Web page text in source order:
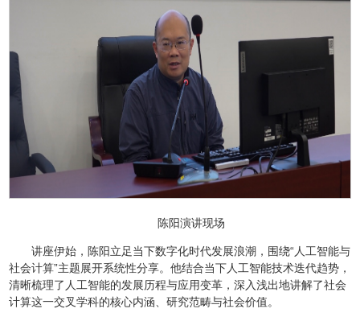
陈阳演讲现场
讲座伊始，陈阳立足当下数字化时代发展浪潮，围绕“人工智能与
社会计算”主题展开系统性分享。他结合当下人工智能技术迭代趋势，
清晰梳理了人工智能的发展历程与应用变革，深入浅出地讲解了社会
计算这一交叉学科的核心内涵、研究范畴与社会价值。